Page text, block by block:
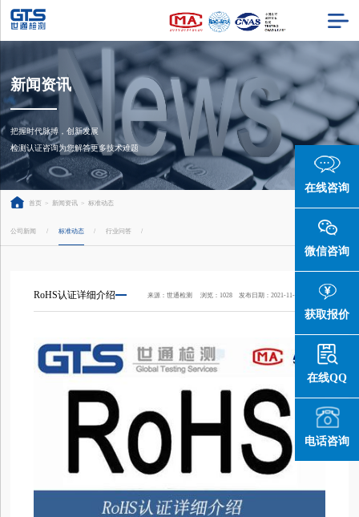
新闻资讯
把握时代脉搏，创新发展
检测认证咨询为您解答更多技术难题
首页 > 新闻资讯 > 标准动态
公司新闻 / 标准动态 / 行业问答 /
RoHS认证详细介绍 来源：世通检测 浏览：1028 发布日期：2021-11-19 11:48:34
在线咨询
微信咨询
获取报价
在线QQ
电话咨询